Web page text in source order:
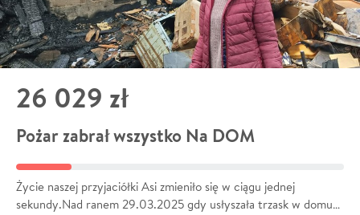
26 029 zł
Pożar zabrał wszystko Na DOM
Życie naszej przyjaciółki Asi zmieniło się w ciągu jednej
sekundy.Nad ranem 29.03.2025 gdy usłyszała trzask w domu…